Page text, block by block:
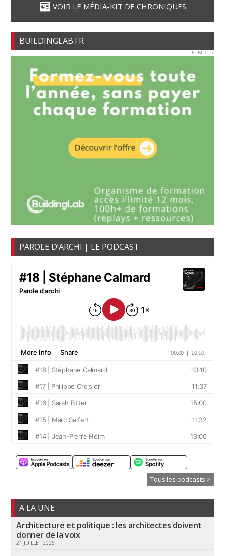
VOIR LE MÉDIA-KIT DE CHRONIQUES
BUILDINGLAB.FR
PUBLICITE
PAROLE D’ARCHI | LE PODCAST
Tous les podcasts >
A LA UNE
Architecture et politique : les architectes doivent
donner de la voix
21 JUILLET 2026